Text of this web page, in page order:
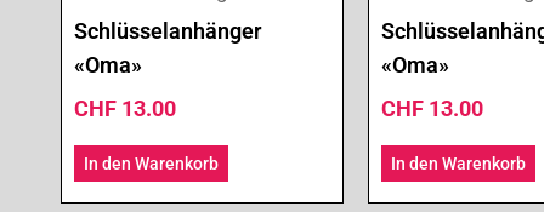
Schlüsselanhänger
«Oma»
CHF 13.00
In den Warenkorb
«Oma»
CHF13.00
In den Warenkorb